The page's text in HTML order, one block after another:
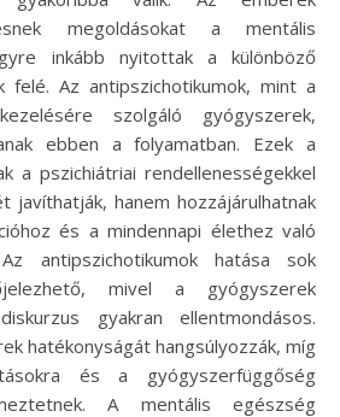
megoldásokat a mentális
inkább nyitottak a különböző
felé. Az antipszichotikumok, mint a
szolgáló gyógyszerek,
ebben a folyamatban. Ezek a
a pszichiátriai rendellenességekkel
javíthatják, hanem hozzájárulhatnak
és a mindennapi élethez való
antipszichotikumok hatása sok
mivel a gyógyszerek
gyakran ellentmondásos.
hatékonyságát hangsúlyozzák, míg
és a gyógyszerfüggőség
A mentális egészség